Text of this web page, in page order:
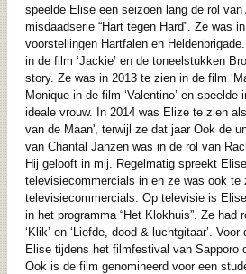
speelde Elise een seizoen lang de rol
misdaadserie “Hart tegen Hard”. Ze was
voorstellingen Hartfalen en
in de film ‘Jackie’ en de toneelstukken
story. Ze was in 2013 te zien in de film
Monique in de film ‘Valentino’ en speelde
ideale vrouw. In 2014 was Elize te zien
van de Maan', terwijl ze dat jaar Ook de
van Chantal Janzen was in de rol van
Hij gelooft in mij. Regelmatig spreekt
televisiecommercials in en ze was ook te
televisiecommercials. Op televisie is
in het programma “Het Klokhuis”. Ze had
‘Klik’ en ‘Liefde, dood & luchtgitaar’.
Elise tijdens het filmfestival van Sapporo
Ook is de film genomineerd voor een